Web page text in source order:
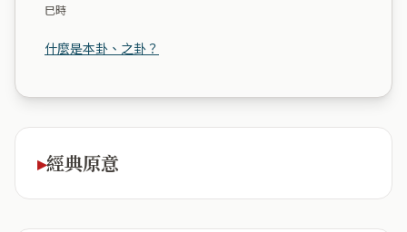
巳時
什麼是本卦、之卦？
經典原意